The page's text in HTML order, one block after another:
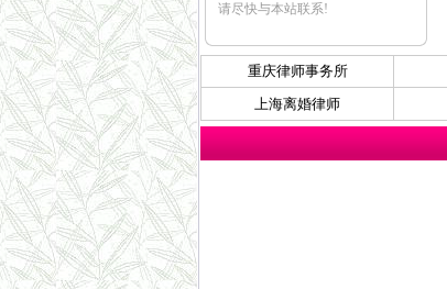
请尽快与本站联系!
重庆律师事务所
上海离婚律师